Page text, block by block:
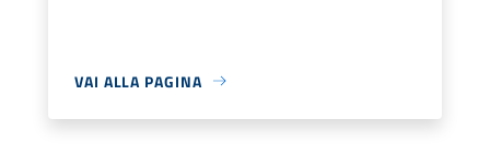
VAI ALLA PAGINA